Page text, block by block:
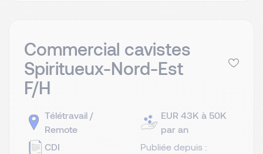
Commercial cavistes
Spiritueux-Nord-Est
F/H
Télétravail /
Remote
CDI
EUR 43K à 50K
par an
Publiée depuis :